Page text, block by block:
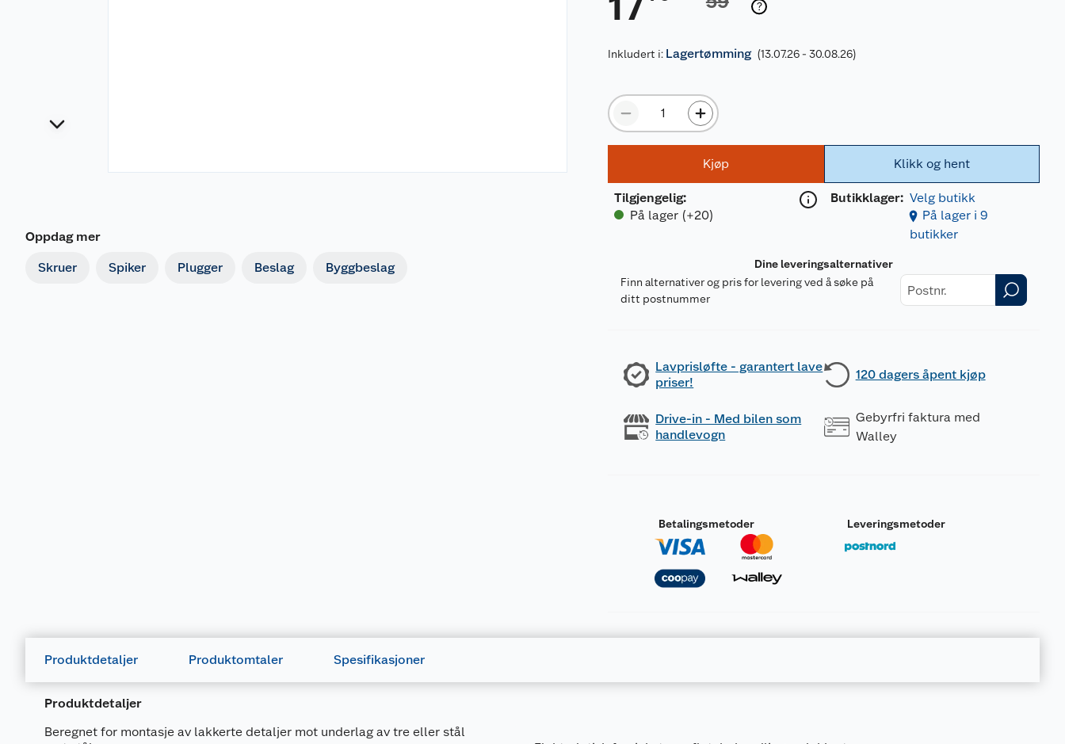
Oppdag mer
Skruer Spiker Plugger Beslag Byggbeslag
Inkludert i: Lagertømming (13.07.26 - 30.08.26)
Kjøp
Tilgjengelig:
På lager (+20)
Klikk og hent
Butikklager: Velg butikk
På lager i 9
butikker
Dine leveringsalternativer
Finn alternativer og pris for levering ved å søke på
ditt postnummer
Lavprisløfte - garantert lave
priser!
120 dagers åpent kjøp
Drive-in - Med bilen som
handlevogn
Gebyrfri faktura med
Walley
Betalingsmetoder Leveringsmetoder
Produktdetaljer Produktomtaler Spesifikasjoner
Produktdetaljer
Beregnet for montasje av lakkerte detaljer mot underlag av tre eller stål